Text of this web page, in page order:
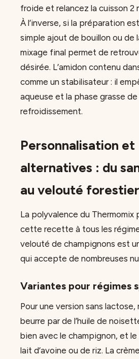
froide et relancez la cuisson 2
À l’inverse, si la préparation
simple ajout de bouillon ou de
mixage final permet de
désirée. L’amidon contenu
comme un stabilisateur : il
aqueuse et la phase grasse
refroidissement.
Personnalisation et
alternatives : du
au velouté forestier
La polyvalence du Thermomix
cette recette à tous les
velouté de champignons est
qui accepte de nombreuses
Variantes pour régimes
Pour une version sans lactose,
beurre par de l’huile de
bien avec le champignon, et le
lait d’avoine ou de riz. La